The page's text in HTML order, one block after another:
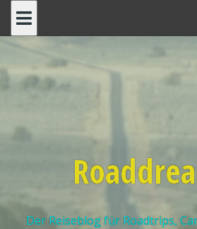
Der Reiseblog für Roadtrips,